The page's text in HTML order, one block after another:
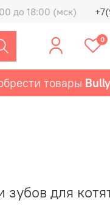
до 18:00 (мск)
0
товары
для